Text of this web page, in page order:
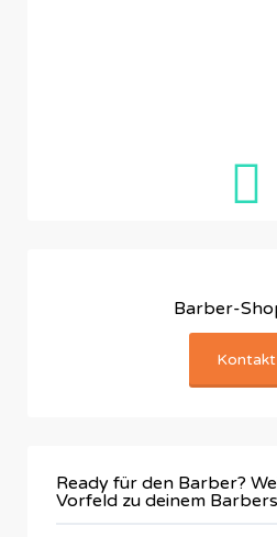
Barber-
Kontakt
Ready für den Barber?
Vorfeld zu deinem